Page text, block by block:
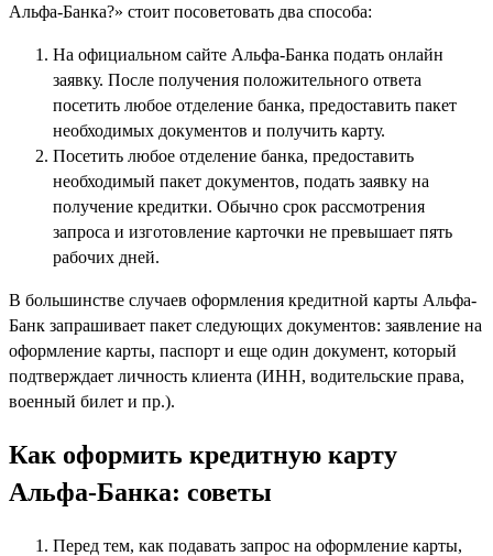
Альфа-Банка?» стоит посоветовать два способа:
На официальном сайте Альфа-Банка подать онлайн
заявку. После получения положительного ответа
посетить любое отделение банка, предоставить пакет
необходимых документов и получить карту.
Посетить любое отделение банка, предоставить
необходимый пакет документов, подать заявку на
получение кредитки. Обычно срок рассмотрения
запроса и изготовление карточки не превышает пять
рабочих дней.
В большинстве случаев оформления кредитной карты Альфа-
Банк запрашивает пакет следующих документов: заявление на
оформление карты, паспорт и еще один документ, который
подтверждает личность клиента (ИНН, водительские права,
военный билет и пр.).
Как оформить кредитную карту
Альфа-Банка: советы
Перед тем, как подавать запрос на оформление карты,